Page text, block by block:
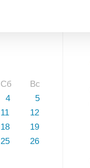
Сб
Вс
4
5
11
12
18
19
25
26